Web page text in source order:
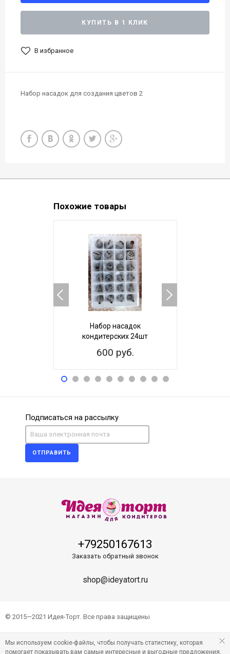
КУПИТЬ В 1 КЛИК
В избранное
Набор насадок для создания цветов 2
Похожие товары
Набор насадок
кондитерских 24шт
600 руб.
Подписаться на рассылку
ОТПРАВИТЬ
+79250167613
Заказать обратный звонок
shop@ideyatort.ru
© 2015—2021 Идея-Торт. Все права защищены
Мы используем cookie-файлы, чтобы получать статистику, которая
помогает показывать вам самые интересные и выгодные предложения.